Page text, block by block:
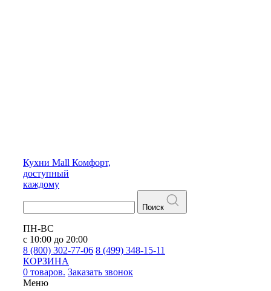
Кухни Mall Комфорт,
доступный
каждому
Поиск
ПН-ВС
с 10:00 до 20:00
8 (800) 302-77-06 8 (499) 348-15-11
КОРЗИНА
0 товаров. Заказать звонок
Меню